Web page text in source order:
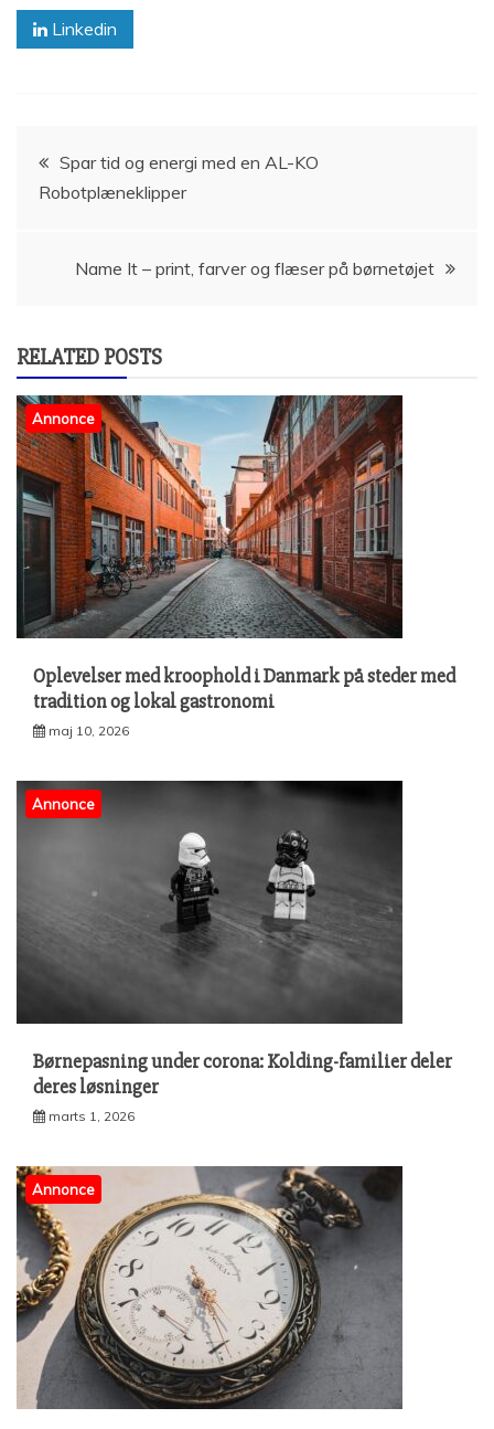
Linkedin
Indlægsnavigation
Spar tid og energi med en AL-KO
Robotplæneklipper
Name It – print, farver og flæser på børnetøjet
RELATED POSTS
Annonce
Oplevelser med kroophold i Danmark på steder med
tradition og lokal gastronomi
maj 10, 2026
Annonce
Børnepasning under corona: Kolding-familier deler
deres løsninger
marts 1, 2026
Annonce